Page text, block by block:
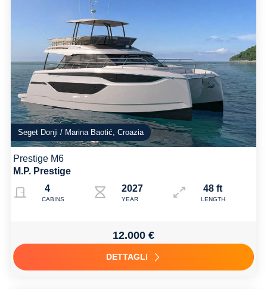
Seget Donji / Marina Baotić, Croazia
Prestige M6
M.P. Prestige
4
CABINS
2027
YEAR
48 ft
LENGTH
12.000 €
DETTAGLI